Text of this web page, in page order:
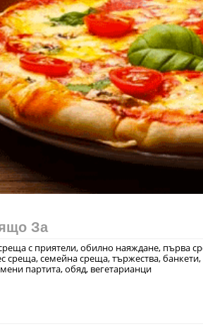
За
с приятели, обилно наяждане, първа
среща, семейна среща, тържества, банкети,
партита, обяд, вегетарианци